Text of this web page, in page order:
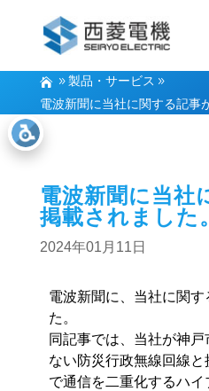
製品・サービス
電波新聞に当社に関する記事
電波新聞に当社
掲載されました。
2024年01月11日
電波新聞に、当社に関
た。
同記事では、当社が神
ない防災行政無線回線と
で通信を二重化するハ